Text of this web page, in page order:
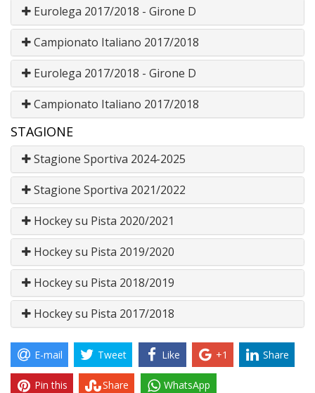
Eurolega 2017/2018 - Girone D
Campionato Italiano 2017/2018
Eurolega 2017/2018 - Girone D
Campionato Italiano 2017/2018
STAGIONE
Stagione Sportiva 2024-2025
Stagione Sportiva 2021/2022
Hockey su Pista 2020/2021
Hockey su Pista 2019/2020
Hockey su Pista 2018/2019
Hockey su Pista 2017/2018
E-mail Tweet Like +1 Share
Pin this Share WhatsApp